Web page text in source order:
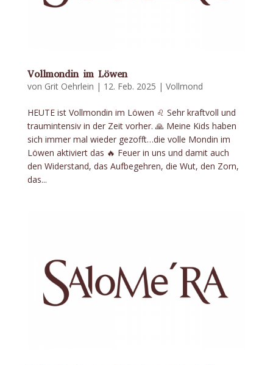
Vollmondin im Löwen
von Grit Oehrlein | 12. Feb. 2025 | Vollmond
HEUTE ist Vollmondin im Löwen ♌️ Sehr kraftvoll und
traumintensiv in der Zeit vorher. 🙏 Meine Kids haben
sich immer mal wieder gezofft…die volle Mondin im
Löwen aktiviert das 🔥 Feuer in uns und damit auch
den Widerstand, das Aufbegehren, die Wut, den Zorn,
das...